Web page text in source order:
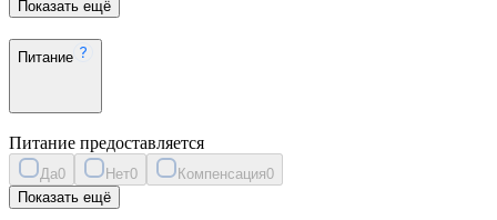
Показать ещё
Питание
Питание предоставляется
Да0 Нет0 Компенсация0
Показать ещё